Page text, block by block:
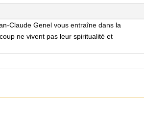
Claude Genel vous entraîne dans la
ne vivent pas leur spiritualité et